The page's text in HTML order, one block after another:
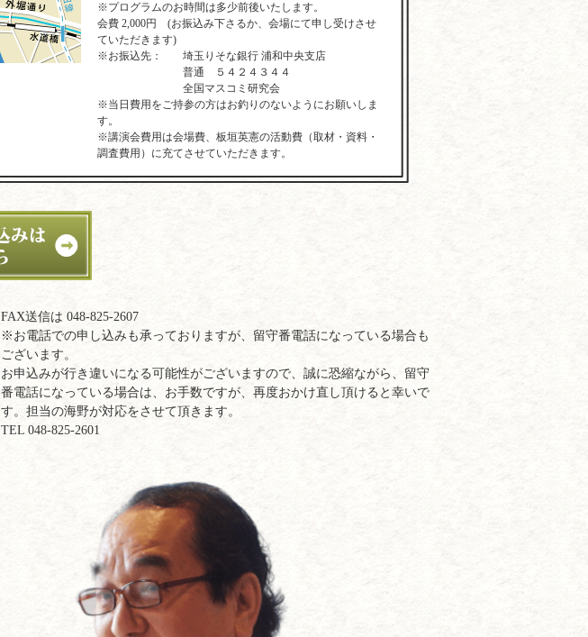
※プログラムのお時間は多少前後いたします。
会費 2,000円 (お振込み下さるか、会場にて申し受けさせ
ていただきます)
※お振込先：
埼玉りそな銀行 浦和中央支店
普通 ５４２４３４４
全国マスコミ研究会
※当日費用をご持参の方はお釣りのないようにお願いしま
す。
※講演会費用は会場費、板垣英憲の活動費（取材・資料・
調査費用）に充てさせていただきます。
FAX送信は 048-825-2607
※お電話での申し込みも承っておりますが、留守番電話になっている場合も
ございます。
お申込みが行き違いになる可能性がございますので、誠に恐縮ながら、留守
番電話になっている場合は、お手数ですが、再度おかけ直し頂けると幸いで
す。担当の海野が対応をさせて頂きます。
TEL 048-825-2601